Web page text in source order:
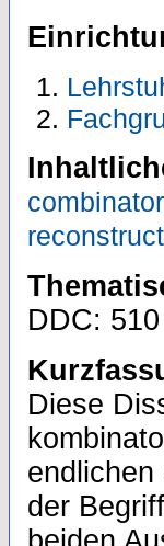
DDC: 510
Diese
der